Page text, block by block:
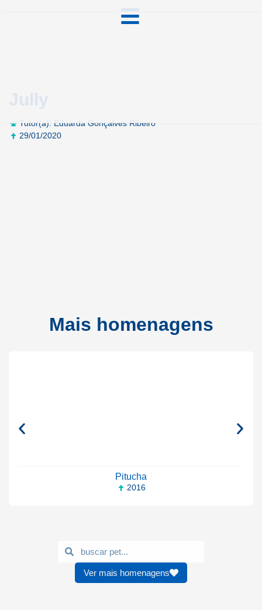
Jully
Tutor(a): Eduarda Gonçalves Ribeiro
29/01/2020
Mais homenagens
Pitucha
2016
Ver mais homenagens